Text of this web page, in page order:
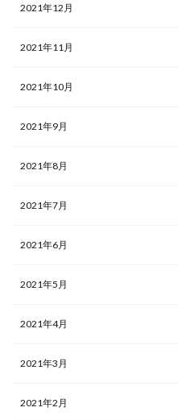
2021年12月
2021年11月
2021年10月
2021年9月
2021年8月
2021年7月
2021年6月
2021年5月
2021年4月
2021年3月
2021年2月